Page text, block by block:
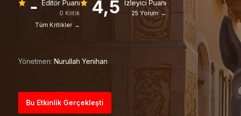
- Editör Puanı
0 Kritik
Tüm Kritikler →
4,5 İzleyici Puanı
25 Yorum →
Yönetmen: Nurullah Yenihan
Bu Etkinlik Gerçekleşti